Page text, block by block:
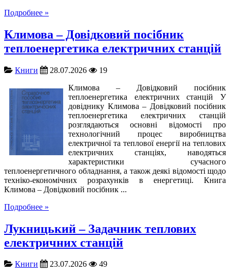
Подробнее »
Климова – Довідковий посібник
теплоенергетика електричних станцій
Книги 28.07.2026
19
Климова – Довідковий посібник
теплоенергетика електричних станцій У
довіднику Климова – Довідковий посібник
теплоенергетика електричних станцій
розглядаються основні відомості про
технологічний процес виробництва
електричної та теплової енергії на теплових
електричних станціях, наводяться
характеристики сучасного
теплоенергетичного обладнання, а також деякі відомості щодо
техніко-економічних розрахунків в енергетиці. Книга
Климова – Довідковий посібник ...
Подробнее »
Лукницький – Задачник теплових
електричних станцій
Книги 23.07.2026
49